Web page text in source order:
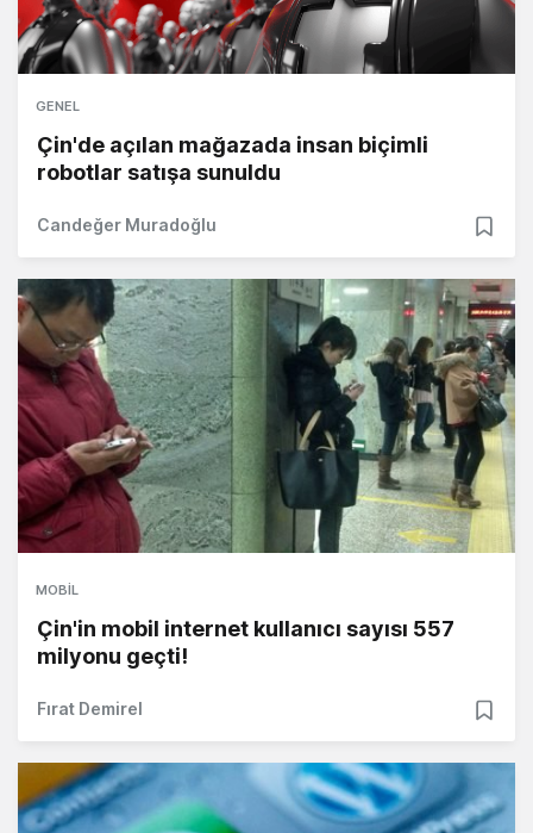
GENEL
Çin'de açılan mağazada insan biçimli
robotlar satışa sunuldu
Candeğer Muradoğlu
MOBIL
Çin'in mobil internet kullanıcı sayısı 557
milyonu geçti!
Fırat Demirel